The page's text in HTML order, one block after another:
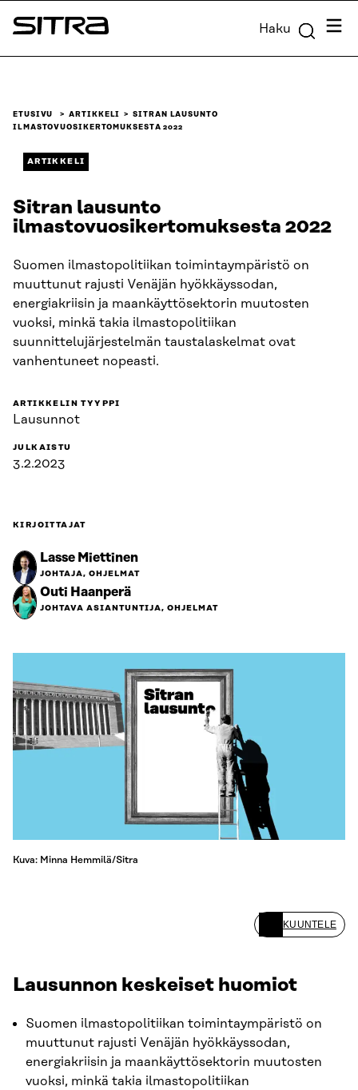
Siirry
suoraan
Sitra Haku
ETUSIVU ARTIKKELI
SITRAN LAUSUNTO
ILMASTOVUOSIKERTOMUKSESTA 2022
ARTIKKELI
Sitran lausunto
ilmastovuosikertomuksesta 2022
Suomen ilmastopolitiikan toimintaympäristö on
muuttunut rajusti Venäjän hyökkäyssodan,
energiakriisin ja maankäyttösektorin muutosten
vuoksi, minkä takia ilmastopolitiikan
suunnittelujärjestelmän taustalaskelmat ovat
vanhentuneet nopeasti.
ARTIKKELIN TYYPPI
Lausunnot
JULKAISTU
3.2.2023
KIRJOITTAJAT
Lasse Miettinen
JOHTAJA, OHJELMAT
Outi Haanperä
JOHTAVA ASIANTUNTIJA, OHJELMAT
Kuva: Minna Hemmilä/Sitra
KUUNTELE
Lausunnon keskeiset huomiot
Suomen ilmastopolitiikan toimintaympäristö on
muuttunut rajusti Venäjän hyökkäyssodan,
energiakriisin ja maankäyttösektorin muutosten
vuoksi, minkä takia ilmastopolitiikan